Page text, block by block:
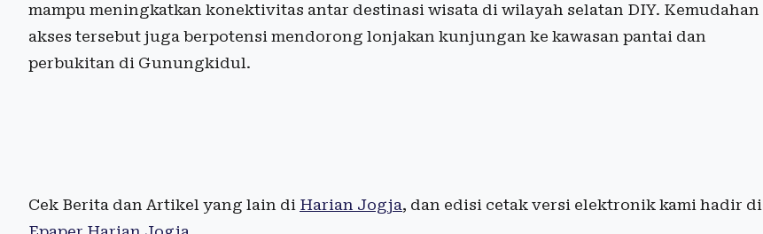
mampu meningkatkan konektivitas antar destinasi wisata di wilayah selatan DIY. Kemudahan
akses tersebut juga berpotensi mendorong lonjakan kunjungan ke kawasan pantai dan
perbukitan di Gunungkidul.
Cek Berita dan Artikel yang lain di Harian Jogja, dan edisi cetak versi elektronik kami hadir di